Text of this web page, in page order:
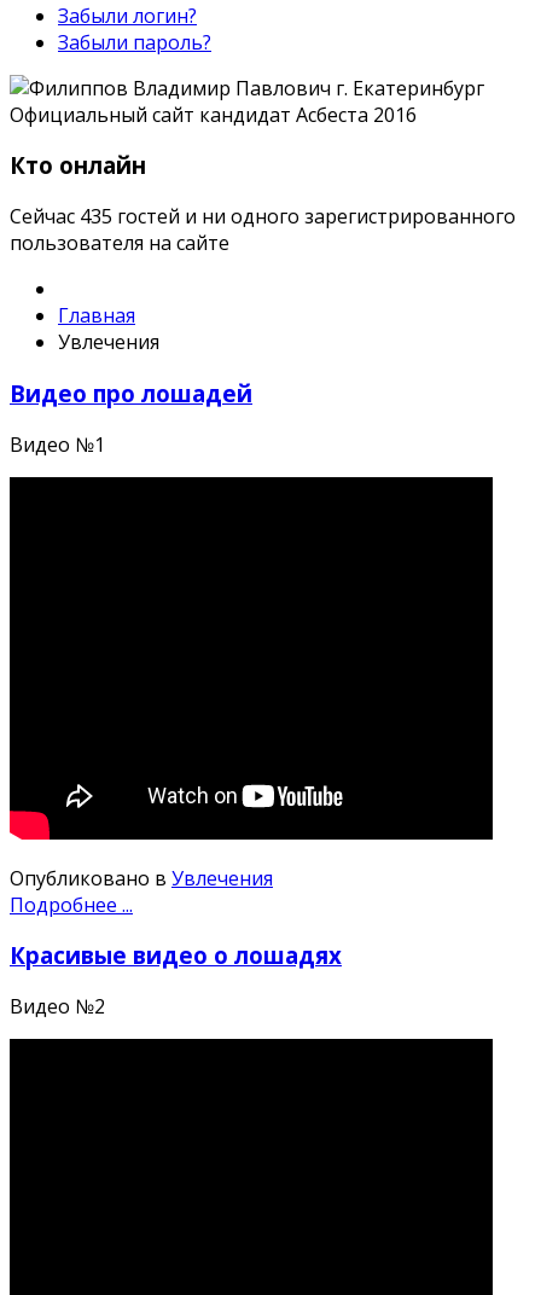
Забыли логин?
Забыли пароль?
Кто онлайн
Сейчас 435 гостей и ни одного зарегистрированного
пользователя на сайте
Главная
Увлечения
Видео про лошадей
Видео №1
Опубликовано в Увлечения
Подробнее ...
Красивые видео о лошадях
Видео №2